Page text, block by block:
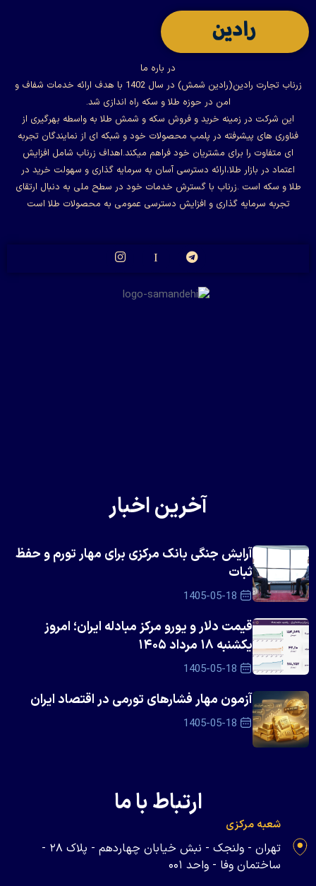
در باره ما
زرناب تجارت رادین(رادین شمش) در سال 1402 با هدف ارائه خدمات شفاف و
امن در حوزه طلا و سکه راه اندازی شد.
این شرکت در زمینه خرید و فروش سکه و شمش طلا به واسطه بهرگیری از
فناوری های پیشرفته در پلمپ محصولات خود و شبکه ای از نمایندگان تجربه
ای متفاوت را برای مشتریان خود فراهم میکند.اهداف زرناب شامل افزایش
اعتماد در بازار طلا،ارائه دسترسی آسان به سرمایه گذاری و سهولت خرید در
طلا و سکه است .زرناب با گسترش خدمات خود در سطح ملی به دنبال ارتقای
تجربه سرمایه گذاری و افزایش دسترسی عمومی به محصولات طلا است
آخرین اخبار
آرایش جنگی بانک مرکزی برای مهار تورم و حفظ
ثبات
1405-05-18
قیمت دلار و یورو مرکز مبادله ایران؛ امروز
یکشنبه ۱۸ مرداد ۱۴۰۵
1405-05-18
آزمون مهار فشار‌های تورمی در اقتصاد ایران
1405-05-18
ارتباط با ما
شعبه مرکزی
تهران - ولنجک - نبش خیابان چهاردهم - پلاک ۲۸ -
ساختمان وفا - واحد ۰۰۱